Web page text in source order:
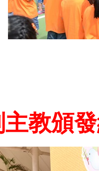
主教頒